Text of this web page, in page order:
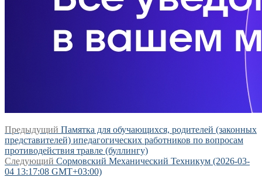
Навигация
по
записям
Предыдущий Предыдущая
запись:
Памятка для обучающихся, родителей (законных
представителей) ипедагогических работников по вопросам
противодействия травле (буллингу)
Следующий Следующая
запись:
Сормовский Механический Техникум (2026-03-
04 13:17:08 GMT+03:00)